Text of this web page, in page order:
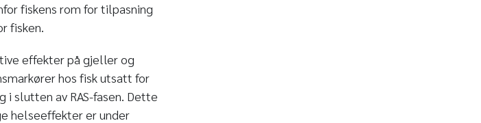
fiskens rom for tilpasning
fisken.
effekter på gjeller og
hos fisk utsatt for
slutten av RAS-fasen. Dette
helseeffekter er under